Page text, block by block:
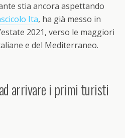
stia ancora aspettando
Ita, ha già messo in
2021, verso le maggiori
e del Mediterraneo.
arrivare i primi turisti